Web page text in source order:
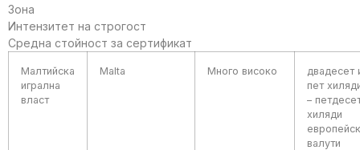
Зона
Интензитет на строгост
Средна стойност за сертификат
Малтийска
игрална
власт
Malta Много високо
двадесет
пет
–
хиляди
валути